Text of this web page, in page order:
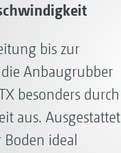
bis zur
Anbaugrubber
besonders durch
aus. Ausgestattet
ideal